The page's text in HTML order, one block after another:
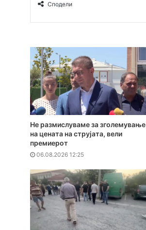
Сподели
Не размислуваме за зголемување
на цената на струјата, вели
премиерот
06.08.2026 12:25